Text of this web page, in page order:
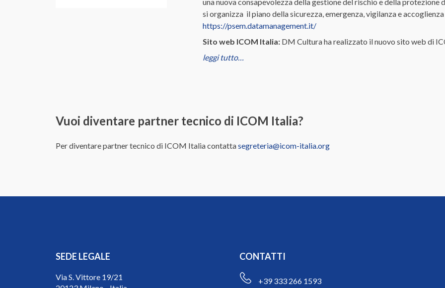
si organizza il piano della sicurezza, emergenza, vigilanza e
https://psem.datamanagement.it/
Sito web ICOM Italia:DM Cultura ha realizzato il nuovo sito web di
leggi tutto…
Vuoi diventare partner tecnico di ICOM Italia?
Per diventare partner tecnico di ICOM Italia contattasegreteria@icom-italia.org
SEDE LEGALE
Via S. Vittore 19/21
CONTATTI
+39 333 266 1593